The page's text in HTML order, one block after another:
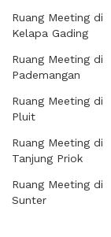
Ruang Meeting di
Kelapa Gading
Ruang Meeting di
Pademangan
Ruang Meeting di
Pluit
Ruang Meeting di
Tanjung Priok
Ruang Meeting di
Sunter